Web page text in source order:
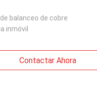
balanceo de cobre
inmóvil
Contactar Ahora